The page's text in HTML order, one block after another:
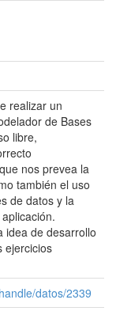
realizar un
de Bases
libre,
nos prevea la
también el uso
de datos y la
idea de desarrollo
ejercicios
datos/2339